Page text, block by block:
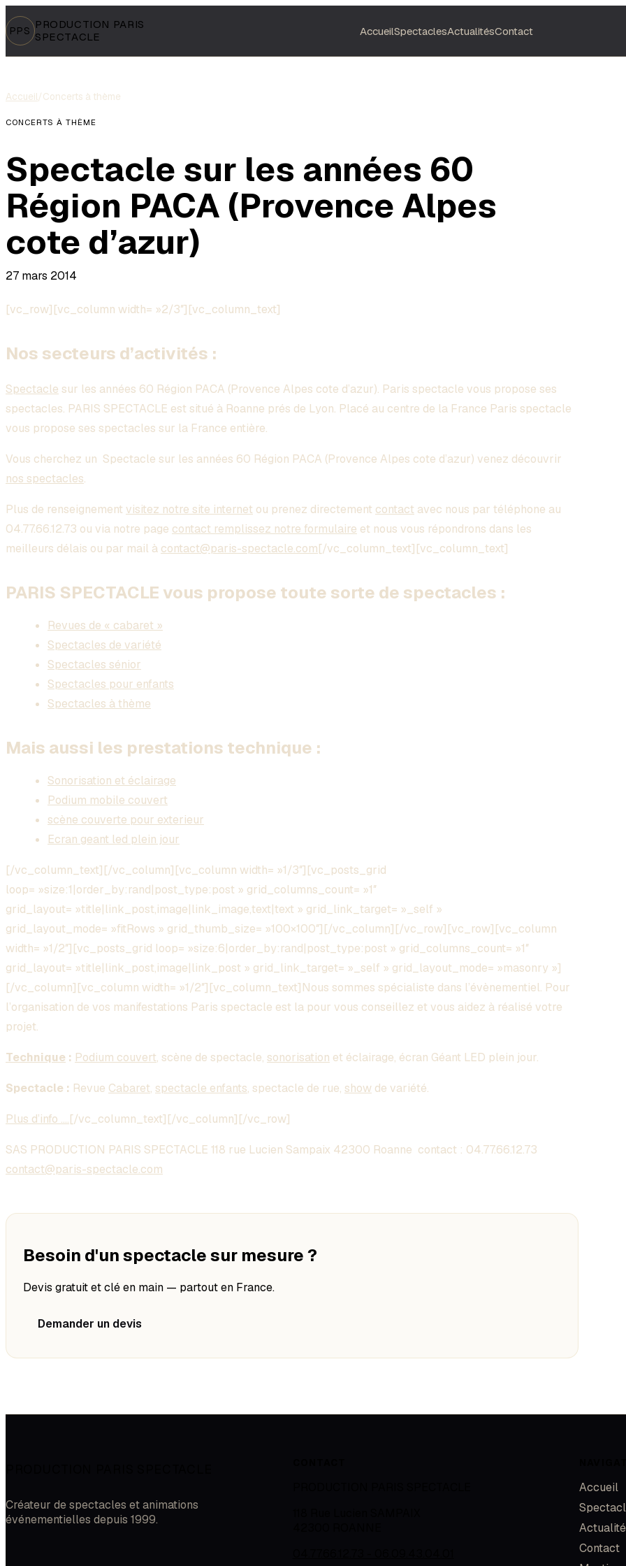
PPS PRODUCTION PARIS
SPECTACLE
AccueilSpectaclesActualitésContact
Accueil/Concerts à thème
CONCERTS À THÈME
Spectacle sur les années 60
Région PACA (Provence Alpes
cote d’azur)
27 mars 2014
[vc_row][vc_column width= »2/3″][vc_column_text]
Nos secteurs d’activités :
Spectacle sur les années 60 Région PACA (Provence Alpes cote d’azur). Paris spectacle vous propose ses
spectacles. PARIS SPECTACLE est situé à Roanne prés de Lyon. Placé au centre de la France Paris spectacle
vous propose ses spectacles sur la France entière.
Vous cherchez un Spectacle sur les années 60 Région PACA (Provence Alpes cote d’azur) venez découvrir
nos spectacles.
Plus de renseignement visitez notre site internet ou prenez directement contact avec nous par téléphone au
04.77.66.12.73 ou via notre page contact remplissez notre formulaire et nous vous répondrons dans les
meilleurs délais ou par mail à contact@paris-spectacle.com[/vc_column_text][vc_column_text]
PARIS SPECTACLE vous propose toute sorte de spectacles :
Revues de « cabaret »
Spectacles de variété
Spectacles sénior
Spectacles pour enfants
Spectacles à thème
Mais aussi les prestations technique :
Sonorisation et éclairage
Podium mobile couvert
scène couverte pour exterieur
Ecran geant led plein jour
[/vc_column_text][/vc_column][vc_column width= »1/3″][vc_posts_grid
loop= »size:1|order_by:rand|post_type:post » grid_columns_count= »1″
grid_layout= »title|link_post,image|link_image,text|text » grid_link_target= »_self »
grid_layout_mode= »fitRows » grid_thumb_size= »100×100″][/vc_column][/vc_row][vc_row][vc_column
width= »1/2″][vc_posts_grid loop= »size:6|order_by:rand|post_type:post » grid_columns_count= »1″
grid_layout= »title|link_post,image|link_post » grid_link_target= »_self » grid_layout_mode= »masonry »]
[/vc_column][vc_column width= »1/2″][vc_column_text]Nous sommes spécialiste dans l’évènementiel. Pour
l’organisation de vos manifestations Paris spectacle est la pour vous conseillez et vous aidez à réalisé votre
projet.
Technique : Podium couvert, scène de spectacle, sonorisation et éclairage, écran Géant LED plein jour.
Spectacle : Revue Cabaret, spectacle enfants, spectacle de rue, show de variété.
Plus d’info ….[/vc_column_text][/vc_column][/vc_row]
SAS PRODUCTION PARIS SPECTACLE 118 rue Lucien Sampaix 42300 Roanne contact : 04.77.66.12.73
contact@paris-spectacle.com
Besoin d'un spectacle sur mesure ?
Devis gratuit et clé en main — partout en France.
Demander un devis
Créateur de spectacles et animations
événementielles depuis 1999.
Accueil
Contact